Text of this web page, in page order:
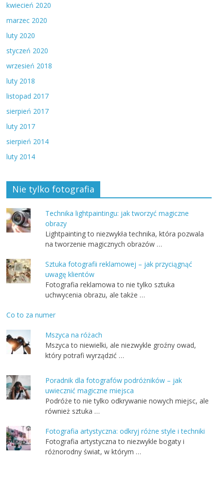
kwiecień 2020
marzec 2020
luty 2020
styczeń 2020
wrzesień 2018
luty 2018
listopad 2017
sierpień 2017
luty 2017
sierpień 2014
luty 2014
Nie tylko fotografia
Technika lightpaintingu: jak tworzyć magiczne
obrazy
Lightpainting to niezwykła technika, która pozwala
na tworzenie magicznych obrazów …
Sztuka fotografii reklamowej – jak przyciągnąć
uwagę klientów
Fotografia reklamowa to nie tylko sztuka
uchwycenia obrazu, ale także …
Co to za numer
Mszyca na różach
Mszyca to niewielki, ale niezwykle groźny owad,
który potrafi wyrządzić …
Poradnik dla fotografów podróżników – jak
uwiecznić magiczne miejsca
Podróże to nie tylko odkrywanie nowych miejsc, ale
również sztuka …
Fotografia artystyczna: odkryj różne style i techniki
Fotografia artystyczna to niezwykle bogaty i
różnorodny świat, w którym …